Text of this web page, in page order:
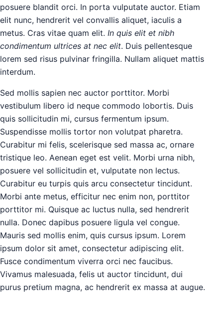
posuere blandit orci. In porta vulputate auctor. Etiam
elit nunc, hendrerit vel convallis aliquet, iaculis a
metus. Cras vitae quam elit. In quis elit et nibh
condimentum ultrices at nec elit. Duis pellentesque
lorem sed risus pulvinar fringilla. Nullam aliquet mattis
interdum.
Sed mollis sapien nec auctor porttitor. Morbi
vestibulum libero id neque commodo lobortis. Duis
quis sollicitudin mi, cursus fermentum ipsum.
Suspendisse mollis tortor non volutpat pharetra.
Curabitur mi felis, scelerisque sed massa ac, ornare
tristique leo. Aenean eget est velit. Morbi urna nibh,
posuere vel sollicitudin et, vulputate non lectus.
Curabitur eu turpis quis arcu consectetur tincidunt.
Morbi ante metus, efficitur nec enim non, porttitor
porttitor mi. Quisque ac luctus nulla, sed hendrerit
nulla. Donec dapibus posuere ligula vel congue.
Mauris sed mollis enim, quis cursus ipsum. Lorem
ipsum dolor sit amet, consectetur adipiscing elit.
Fusce condimentum viverra orci nec faucibus.
Vivamus malesuada, felis ut auctor tincidunt, dui
purus pretium magna, ac hendrerit ex massa at augue.